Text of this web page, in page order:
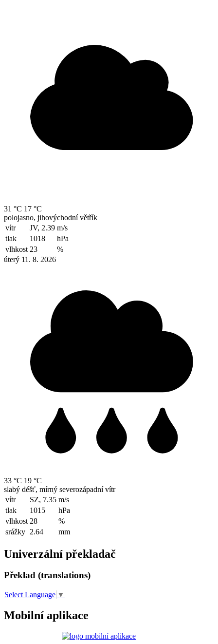
31 °C 17 °C
polojasno, jihovýchodní větřík
vítr
JV, 2.39 m/s
tlak
1018
hPa
vlhkost 23
%
úterý 11. 8. 2026
33 °C 19 °C
slabý déšť, mírný severozápadní vítr
vítr
SZ, 7.35 m/s
tlak
1015
hPa
vlhkost 28
%
srážky 2.64 mm
Univerzální překladač
Překlad (translations)
Select Language ▼
Mobilní aplikace